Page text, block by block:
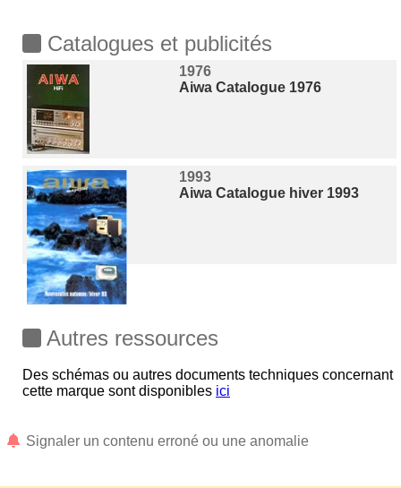
Catalogues et publicités
1976
Aiwa Catalogue 1976
1993
Aiwa Catalogue hiver 1993
Autres ressources
Des schémas ou autres documents techniques concernant
cette marque sont disponibles ici
Signaler un contenu erroné ou une anomalie